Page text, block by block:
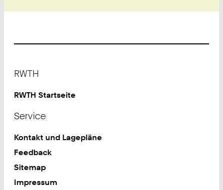
RWTH
RWTH Startseite
Service
Kontakt und Lagepläne
Feedback
Sitemap
Impressum